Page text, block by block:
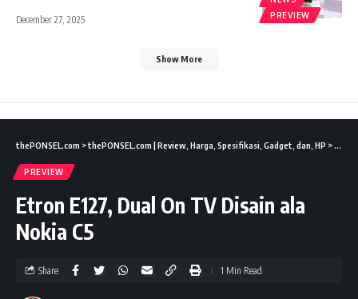
PREVIEW
December 27, 2025
Show More
thePONSEL.com >thePONSEL.com | Review, Harga, Spesifikasi, Gadget, dan, HP >
PREVIEW
Etron E127, Dual On TV Disain ala
Nokia C5
Share 1 Min Read